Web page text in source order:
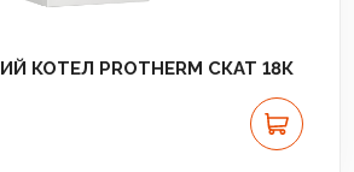
КОТЕЛ PROTHERM СКАТ 18К